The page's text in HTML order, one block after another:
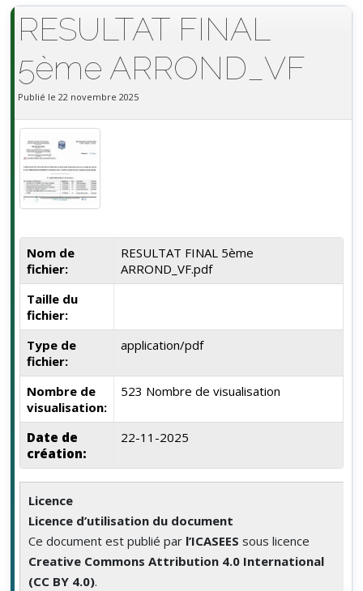
RESULTAT FINAL
5ème ARROND_VF
Publié le 22 novembre 2025
Nom de
fichier:
RESULTAT FINAL 5ème
ARROND_VF.pdf
Taille du
fichier:
Type de
fichier:
application/pdf
Nombre de
visualisation:
523 Nombre de visualisation
Date de
création:
22-11-2025
Licence
Licence d’utilisation du document
Ce document est publié par l’ICASEES sous licence
Creative Commons Attribution 4.0 International
(CC BY 4.0).